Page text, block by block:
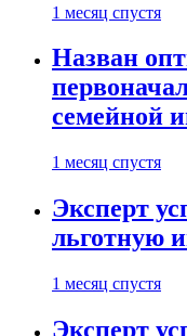
1 месяц спустя
Назван
семейной
1 месяц спустя
Эксперт
льготную
1 месяц спустя
Эксперт